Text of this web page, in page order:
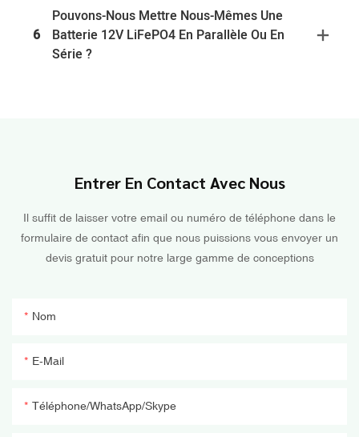
6
Pouvons-Nous Mettre Nous-Mêmes Une
Batterie 12V LiFePO4 En Parallèle Ou En
Série ?
Entrer En Contact Avec Nous
Il suffit de laisser votre email ou numéro de téléphone dans le
formulaire de contact afin que nous puissions vous envoyer un
devis gratuit pour notre large gamme de conceptions
Nom
E-Mail
Téléphone/WhatsApp/Skype